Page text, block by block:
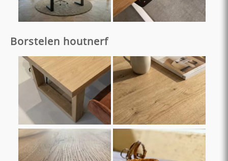
Borstelen houtnerf